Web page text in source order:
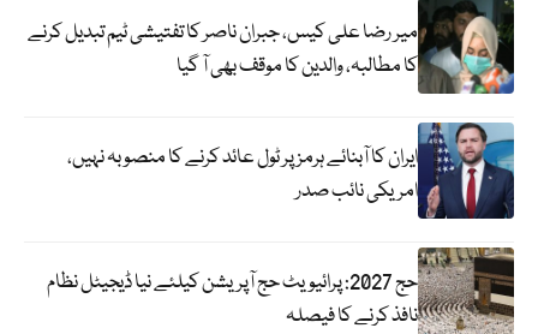
میر رضا علی کیس، جبران ناصر کا تفتیشی ٹیم تبدیل کرنے
کا مطالبہ، والدین کا موقف بھی آ گیا
ایران کا آبنائے ہرمز پر ٹول عائد کرنے کا منصوبہ نہیں،
امریکی نائب صدر
حج 2027: پرائیویٹ حج آپریشن کیلئے نیا ڈیجیٹل نظام
نافذ کرنے کا فیصلہ